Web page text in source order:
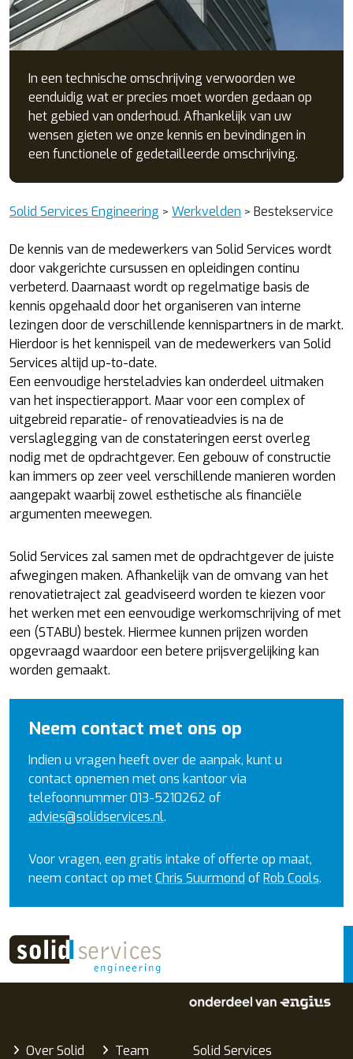
In een technische omschrijving verwoorden we
eenduidig wat er precies moet worden gedaan op
het gebied van onderhoud. Afhankelijk van uw
wensen gieten we onze kennis en bevindingen in
een functionele of gedetailleerde omschrijving.
Solid Services Engineering > Werkvelden > Bestekservice
De kennis van de medewerkers van Solid Services wordt
door vakgerichte cursussen en opleidingen continu
verbeterd. Daarnaast wordt op regelmatige basis de
kennis opgehaald door het organiseren van interne
lezingen door de verschillende kennispartners in de markt.
Hierdoor is het kennispeil van de medewerkers van Solid
Services altijd up-to-date.
Een eenvoudige hersteladvies kan onderdeel uitmaken
van het inspectierapport. Maar voor een complex of
uitgebreid reparatie- of renovatieadvies is na de
verslaglegging van de constateringen eerst overleg
nodig met de opdrachtgever. Een gebouw of constructie
kan immers op zeer veel verschillende manieren worden
aangepakt waarbij zowel esthetische als financiële
argumenten meewegen.
Solid Services zal samen met de opdrachtgever de juiste
afwegingen maken. Afhankelijk van de omvang van het
renovatietraject zal geadviseerd worden te kiezen voor
het werken met een eenvoudige werkomschrijving of met
een (STABU) bestek. Hiermee kunnen prijzen worden
opgevraagd waardoor een betere prijsvergelijking kan
worden gemaakt.
Neem contact met ons op
Indien u vragen heeft over de aanpak, kunt u
contact opnemen met ons kantoor via
telefoonnummer 013-5210262 of
advies@solidservices.nl.
Voor vragen, een gratis intake of offerte op maat,
neem contact op metChris Suurmond ofRob Cools.
Over Solid Team Solid Services